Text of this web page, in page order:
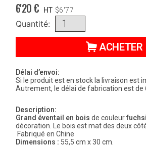
6'20€ HT $6'77
Quantité:
ACHETER
Délai d’envoi:
Si le produit est en stock la livraison est
Autrement, le délai de fabrication est de
Description:
Grand éventail en bois de couleur
décoration. Le bois est mat des deux
Fabriqué en Chine
Dimensions : 55,5 cm x 30 cm.